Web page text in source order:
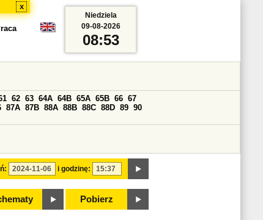
x
i godzinę:
62 63 64A 64B 65A 65B 66 67
87A 87B 88A 88B 88C 88D 89 90
Pobierz
Niedziela
09-08-2026
08:53